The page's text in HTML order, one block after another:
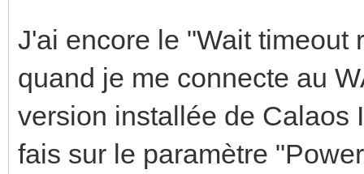
J'ai encore le "Wait timeout
quand je me connecte au
version installée de Calaos
fais sur le paramètre